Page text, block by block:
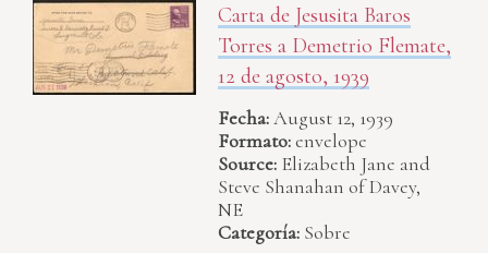
Carta de Jesusita Baros
Torres a Demetrio Flemate,
12 de agosto, 1939
Fecha:August 12, 1939
Formato:envelope
Source: Elizabeth Jane and
Steve Shanahan of Davey,
NE
Categoría: Sobre